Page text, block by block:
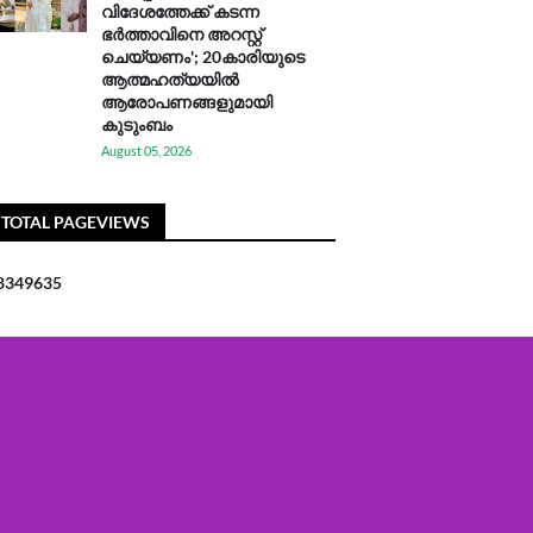
വിദേശത്തേക്ക് കടന്ന
ഭർത്താവിനെ അറസ്റ്റ്
ചെയ്യണം'; 20കാരിയുടെ
ആത്മഹത്യയിൽ
ആരോപണങ്ങളുമായി
കുടുംബം
August 05, 2026
TOTAL PAGEVIEWS
349635